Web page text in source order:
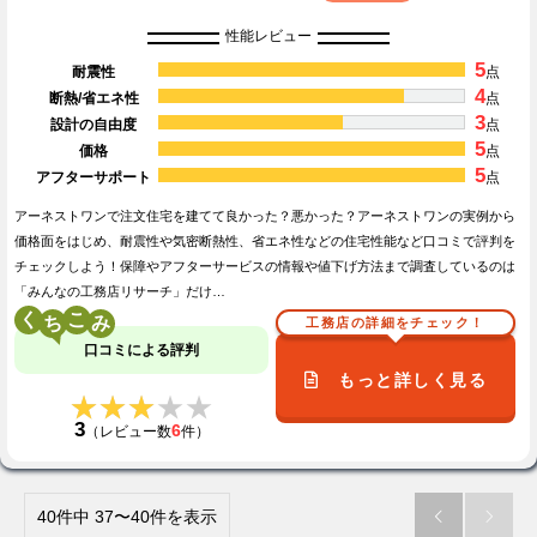
性能レビュー
耐震性 5点
断熱/省エネ性
4点
設計の自由度
3点
価格
5点
アフターサポート
5点
アーネストワンで注文住宅を建てて良かった？悪かった？アーネストワンの実例から
価格面をはじめ、耐震性や気密断熱性、省エネ性などの住宅性能など口コミで評判を
チェックしよう！保障やアフターサービスの情報や値下げ方法まで調査しているのは
「みんなの工務店リサーチ」だけ…
く こ
口コミによる評判
★★★★★
★★★★★
3（レビュー数6件）
工務店の詳細をチェック！
もっと詳しく見る
40件中 37〜40件を表示  